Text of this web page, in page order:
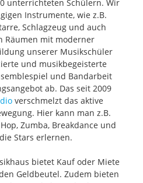
unterrichteten Schülern. Wir
Instrumente, wie z.B.
Schlagzeug und auch
Räumen mit moderner
unserer Musikschüler
und musikbegeisterte
und Bandarbeit
ab. Das seit 2009
verschmelzt das aktive
Hier kann man z.B.
Zumba, Breakdance und
Stars erlernen.
bietet Kauf oder Miete
Geldbeutel. Zudem bieten